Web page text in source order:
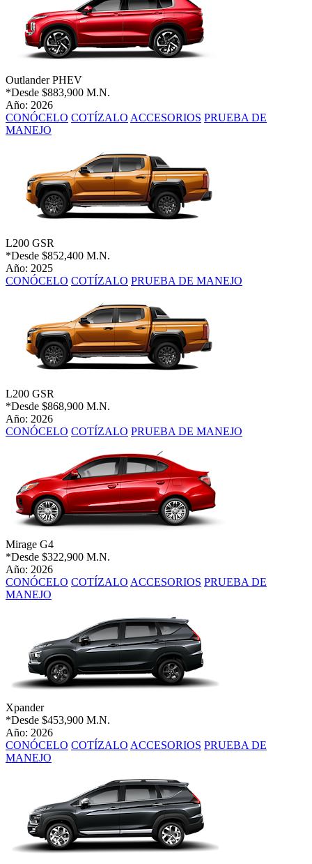
Outlander PHEV
*Desde $883,900 M.N.
Año: 2026
CONÓCELO COTÍZALO ACCESORIOS PRUEBA DE
MANEJO
L200 GSR
*Desde $852,400 M.N.
Año: 2025
CONÓCELO COTÍZALO PRUEBA DE MANEJO
L200 GSR
*Desde $868,900 M.N.
Año: 2026
CONÓCELO COTÍZALO PRUEBA DE MANEJO
Mirage G4
*Desde $322,900 M.N.
Año: 2026
CONÓCELO COTÍZALO ACCESORIOS PRUEBA DE
MANEJO
Xpander
*Desde $453,900 M.N.
Año: 2026
CONÓCELO COTÍZALO ACCESORIOS PRUEBA DE
MANEJO